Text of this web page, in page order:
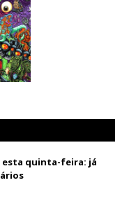
esta quinta-feira: já